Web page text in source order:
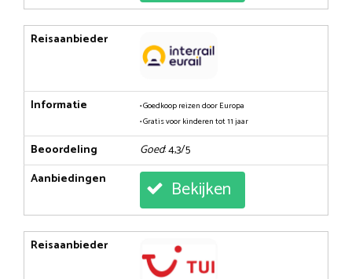
Reisaanbieder
Informatie
• Goedkoop reizen door Europa
• Gratis voor kinderen tot 11 jaar
Beoordeling Goed: 4,3/5
Aanbiedingen
Bekijken
Reisaanbieder